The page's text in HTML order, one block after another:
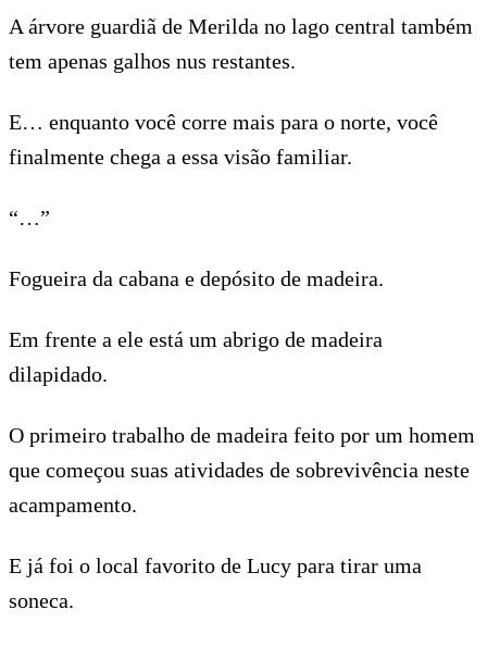
A árvore guardiã de Merilda no lago central também
tem apenas galhos nus restantes.
E… enquanto você corre mais para o norte, você
finalmente chega a essa visão familiar.
“…”
Fogueira da cabana e depósito de madeira.
Em frente a ele está um abrigo de madeira
dilapidado.
O primeiro trabalho de madeira feito por um homem
que começou suas atividades de sobrevivência neste
acampamento.
E já foi o local favorito de Lucy para tirar uma
soneca.